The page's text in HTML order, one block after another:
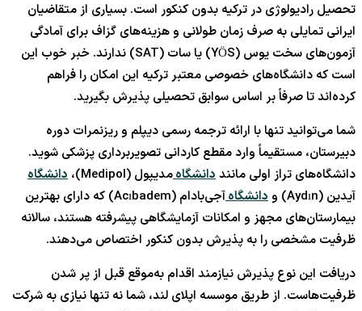
تحصیل رادیولوژی در ترکیه بدون کنکور است. بسیاری از متقاضیان
ایرانی تمایلی به صرف زمان طولانی و هزینه‌های گزاف برای آمادگی
آزمون‌های سخت یوس (YÖS) یا سات (SAT) ندارند. خبر خوب این
است که دانشگاه‌های خصوصی معتبر ترکیه این امکان را فراهم
کرده‌اند تا صرفاً بر اساس سوابق تحصیلی پذیرش بگیرید.
شما می‌توانید تنها با ارائه ترجمه رسمی دیپلم و ریزنمرات دوره
دبیرستان، مستقیماً وارد مقطع کاردانی تصویربرداری پزشکی شوید.
دانشگاه‌های تراز اولی ماننددانشگاهمدیپول (Medipol)،
دانشگاه
آیدین (Aydın) و
دانشگاه
آجی‌بادام (Acıbadem) که دارای بهترین
بیمارستان‌های مجهز و امکانات آزمایشگاهی پیشرفته هستند، سالانه
ظرفیت مشخصی را به پذیرش بدون کنکور اختصاص می‌دهند.
دریافت این نوع پذیرش نیازمند اقدام به‌موقع قبل از پر شدن
ظرفیت‌هاست. از طریق موسسه اپلای لند، شما نه تنها نیازی به شرکت